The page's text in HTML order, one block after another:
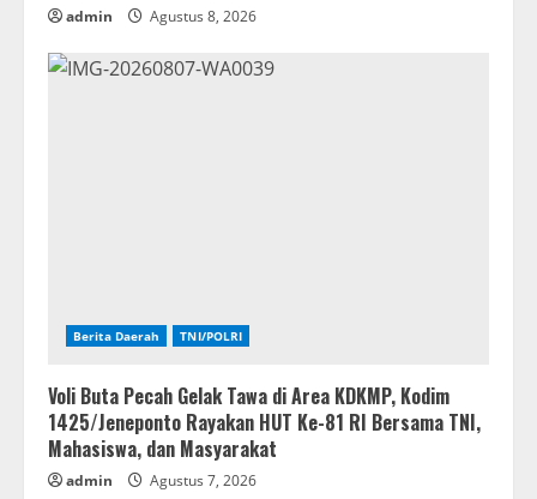
admin Agustus 8, 2026
Berita Daerah TNI/POLRI
Voli Buta Pecah Gelak Tawa di Area KDKMP, Kodim
1425/Jeneponto Rayakan HUT Ke-81 RI Bersama TNI,
Mahasiswa, dan Masyarakat
admin Agustus 7, 2026